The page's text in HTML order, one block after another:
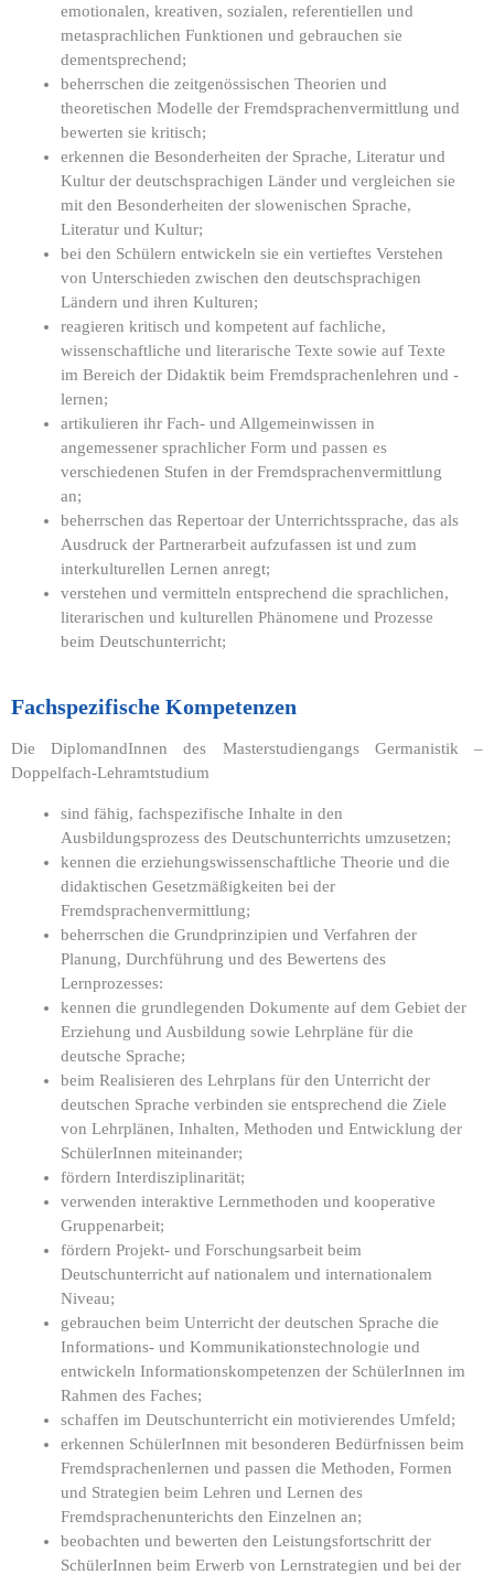
emotionalen, kreativen, sozialen, referentiellen und
metasprachlichen Funktionen und gebrauchen sie
dementsprechend;
beherrschen die zeitgenössischen Theorien und
theoretischen Modelle der Fremdsprachenvermittlung und
bewerten sie kritisch;
erkennen die Besonderheiten der Sprache, Literatur und
Kultur der deutschsprachigen Länder und vergleichen sie
mit den Besonderheiten der slowenischen Sprache,
Literatur und Kultur;
bei den Schülern entwickeln sie ein vertieftes Verstehen
von Unterschieden zwischen den deutschsprachigen
Ländern und ihren Kulturen;
reagieren kritisch und kompetent auf fachliche,
wissenschaftliche und literarische Texte sowie auf Texte
im Bereich der Didaktik beim Fremdsprachenlehren und -
lernen;
artikulieren ihr Fach- und Allgemeinwissen in
angemessener sprachlicher Form und passen es
verschiedenen Stufen in der Fremdsprachenvermittlung
an;
beherrschen das Repertoar der Unterrichtssprache, das als
Ausdruck der Partnerarbeit aufzufassen ist und zum
interkulturellen Lernen anregt;
verstehen und vermitteln entsprechend die sprachlichen,
literarischen und kulturellen Phänomene und Prozesse
beim Deutschunterricht;
Fachspezifische Kompetenzen
Die DiplomandInnen des Masterstudiengangs Germanistik –
Doppelfach-Lehramtstudium
sind fähig, fachspezifische Inhalte in den
Ausbildungsprozess des Deutschunterrichts umzusetzen;
kennen die erziehungswissenschaftliche Theorie und die
didaktischen Gesetzmäßigkeiten bei der
Fremdsprachenvermittlung;
beherrschen die Grundprinzipien und Verfahren der
Planung, Durchführung und des Bewertens des
Lernprozesses:
kennen die grundlegenden Dokumente auf dem Gebiet der
Erziehung und Ausbildung sowie Lehrpläne für die
deutsche Sprache;
beim Realisieren des Lehrplans für den Unterricht der
deutschen Sprache verbinden sie entsprechend die Ziele
von Lehrplänen, Inhalten, Methoden und Entwicklung der
SchülerInnen miteinander;
fördern Interdisziplinarität;
verwenden interaktive Lernmethoden und kooperative
Gruppenarbeit;
fördern Projekt- und Forschungsarbeit beim
Deutschunterricht auf nationalem und internationalem
Niveau;
gebrauchen beim Unterricht der deutschen Sprache die
Informations- und Kommunikationstechnologie und
entwickeln Informationskompetenzen der SchülerInnen im
Rahmen des Faches;
schaffen im Deutschunterricht ein motivierendes Umfeld;
erkennen SchülerInnen mit besonderen Bedürfnissen beim
Fremdsprachenlernen und passen die Methoden, Formen
und Strategien beim Lehren und Lernen des
Fremdsprachenunterichts den Einzelnen an;
beobachten und bewerten den Leistungsfortschritt der
SchülerInnen beim Erwerb von Lernstrategien und bei der